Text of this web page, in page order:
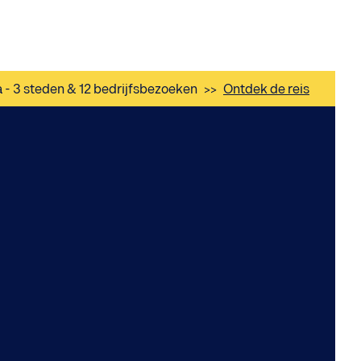
3 steden & 12 bedrijfsbezoeken >> Ontdek de reis